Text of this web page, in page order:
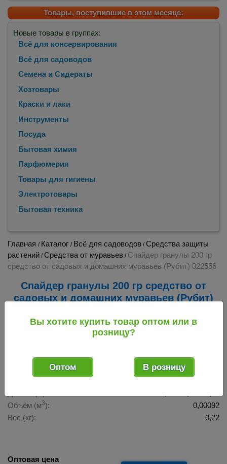
Товары, поступившие в этом месяце:
Новые товары в группах:
Всё для консервирования
Всё для садоводов
Семена и Сидераты
Хозтовары
Краски и лаки
Инструменты
Посуда
Бытовая химия
Парфюмерия
Товары для гигиены
Электротовары
Бытовая техника
Главная / Каталог / Всё для садоводов /Средства защиты
растений /Средства от муравьев / Спайдер гранулы 200 гр
средство от садовых и домашних муравьев (Рубит) 022556
Спайдер гранулы 200 гр средство от
садовых и домашних муравьев (Рубит)
Габаритные размеры 1 ед. товара в транспортном виде
Объём (м3):
0,00092
Вес (кг):
0,22
Оптовая цена
Вы хотите купить товар оптом или в
розницу?
Оптом В розницу